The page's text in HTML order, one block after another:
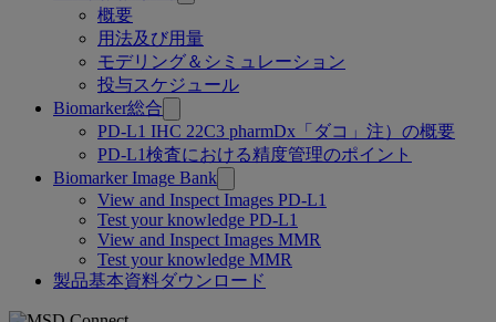
概要
用法及び用量
モデリング＆シミュレーション
投与スケジュール
Biomarker総合
PD-L1 IHC 22C3 pharmDx「ダコ」注）の概要
PD-L1検査における精度管理のポイント
Biomarker Image Bank
View and Inspect Images PD-L1
Test your knowledge PD-L1
View and Inspect Images MMR
Test your knowledge MMR
製品基本資料ダウンロード